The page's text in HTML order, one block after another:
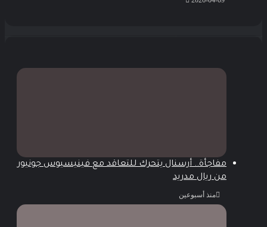
مفاجأة.. أرسنال يتحرك للتعاقد مع فينيسيوس جونيور
من ريال مدريد
منذ أسبوعين